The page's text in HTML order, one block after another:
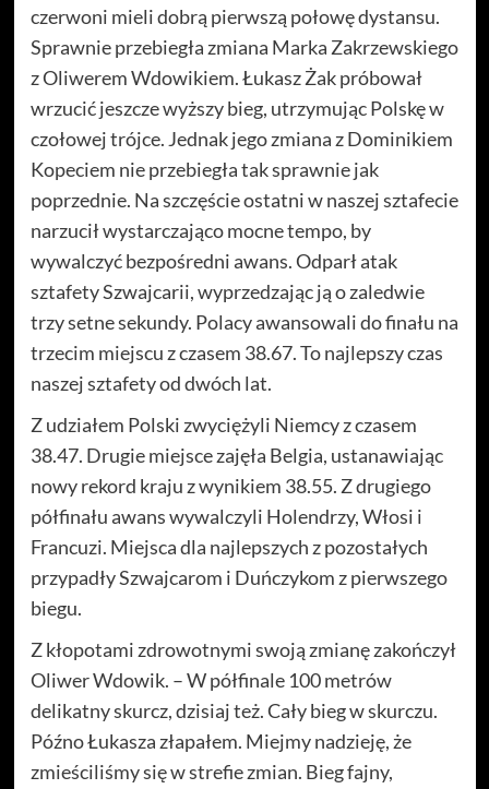
czerwoni mieli dobrą pierwszą połowę dystansu.
Sprawnie przebiegła zmiana Marka Zakrzewskiego
z Oliwerem Wdowikiem. Łukasz Żak próbował
wrzucić jeszcze wyższy bieg, utrzymując Polskę w
czołowej trójce. Jednak jego zmiana z Dominikiem
Kopeciem nie przebiegła tak sprawnie jak
poprzednie. Na szczęście ostatni w naszej sztafecie
narzucił wystarczająco mocne tempo, by
wywalczyć bezpośredni awans. Odparł atak
sztafety Szwajcarii, wyprzedzając ją o zaledwie
trzy setne sekundy. Polacy awansowali do finału na
trzecim miejscu z czasem 38.67. To najlepszy czas
naszej sztafety od dwóch lat.
Z udziałem Polski zwyciężyli Niemcy z czasem
38.47. Drugie miejsce zajęła Belgia, ustanawiając
nowy rekord kraju z wynikiem 38.55. Z drugiego
półfinału awans wywalczyli Holendrzy, Włosi i
Francuzi. Miejsca dla najlepszych z pozostałych
przypadły Szwajcarom i Duńczykom z pierwszego
biegu.
Z kłopotami zdrowotnymi swoją zmianę zakończył
Oliwer Wdowik. – W półfinale 100 metrów
delikatny skurcz, dzisiaj też. Cały bieg w skurczu.
Późno Łukasza złapałem. Miejmy nadzieję, że
zmieściliśmy się w strefie zmian. Bieg fajny,